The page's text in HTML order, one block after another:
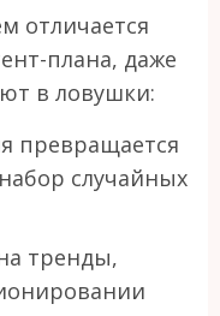
отличается
плана, даже
в ловушки:
превращается
случайных
тренды,